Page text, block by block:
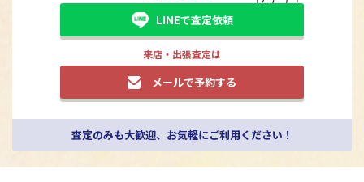
LINEで査定依頼
来店・出張査定は
メールで予約する
査定のみも大歓迎、お気軽にご利用ください！